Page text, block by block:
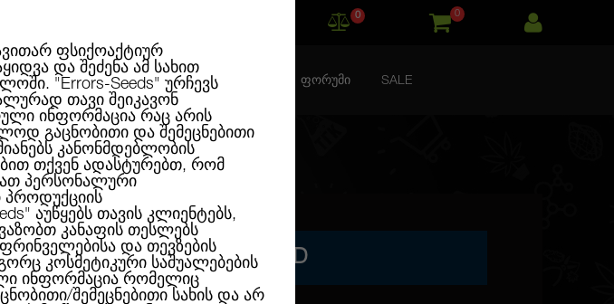
0 0
ᲑᲠᲔᲜᲓᲔᲑᲘ ᲑᲚᲝᲒᲘ ᲙᲝᲜᲢᲐᲥᲢᲘ ᲤᲝᲠᲣᲛᲘ SALE
ფსიქოაქტიურ
და შეძენა ამ სახით
"Errors-Seeds" ურჩევს
თავი შეიკავონ
ინფორმაცია რაც არის
გაცნობითი და შემეცნებითი
კანონმდებლობის
თქვენ ადასტურებთ, რომ
პერსონალური
პროდუქციის
აუწყებს თავის კლიენტებს,
კანაფის თესლებს
და თევზების
კოსმეტიკური საშუალებების
ინფორმაცია რომელიც
შემეცნებითი სახის და არ
SUPER SKUNK FEMINISED